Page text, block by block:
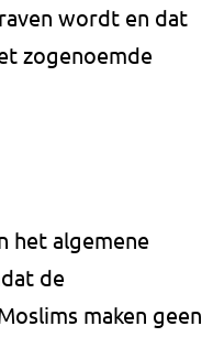
wordt en dat
zogenoemde
het algemene
de
maken geen